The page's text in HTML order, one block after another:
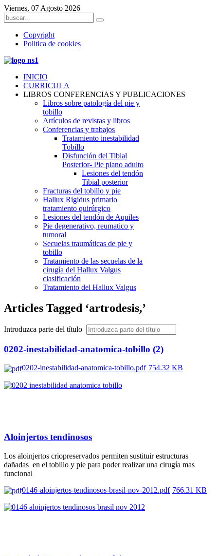
Viernes, 07 Agosto 2026
Copyright
Politica de cookies
INICIO
CURRICULA
LIBROS CONFERENCIAS Y PUBLICACIONES
Libros sobre patología del pie y
tobillo
Artículos de revistas y libros
Conferencias y trabajos
Tratamiento inestabilidad
Tobillo
Disfunción del Tibial
Posterior- Pie plano adulto
Lesiones del tendón
Tibial posterior
Fracturas del tobillo y pie
Hallux Rigidus primario
tratamiento quirúrgico
Lesiones del tendón de Aquiles
Pie degenerativo, reumatico y
tumoral
Secuelas traumáticas de pie y
tobillo
Tratamiento de las secuelas de la
cirugía del Hallux Valgus
clasificación
Tratamiento del Hallux Valgus
Articles Tagged ‘artrodesis,’
Introduzca parte del título
0202-inestabilidad-anatomica-tobillo (2)
0202-inestabilidad-anatomica-tobillo.pdf 754.32 KB
Aloinjertos tendinosos
Los aloinjertos criopreservados permiten sustituir estructuras
dañadas en el tobillo y pie para poder realizar una cirugía mas
funcional
0146-aloinjertos-tendinosos-brasil-nov-2012.pdf 766.31 KB